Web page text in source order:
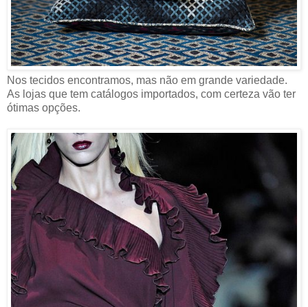
Nos tecidos encontramos, mas não em grande variedade.
As lojas que tem catálogos importados, com certeza vão ter
ótimas opções.